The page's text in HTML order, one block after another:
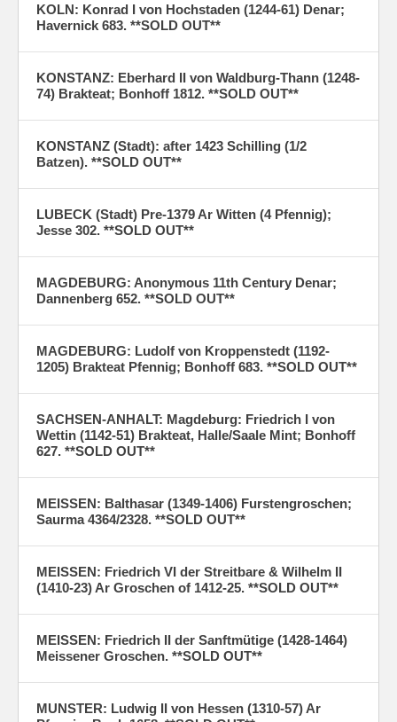
KOLN: Konrad I von Hochstaden (1244-61) Denar;
Havernick 683. **SOLD OUT**
KONSTANZ: Eberhard II von Waldburg-Thann (1248-
74) Brakteat; Bonhoff 1812. **SOLD OUT**
KONSTANZ (Stadt): after 1423 Schilling (1/2
Batzen). **SOLD OUT**
LUBECK (Stadt) Pre-1379 Ar Witten (4 Pfennig);
Jesse 302. **SOLD OUT**
MAGDEBURG: Anonymous 11th Century Denar;
Dannenberg 652. **SOLD OUT**
MAGDEBURG: Ludolf von Kroppenstedt (1192-
1205) Brakteat Pfennig; Bonhoff 683. **SOLD OUT**
SACHSEN-ANHALT: Magdeburg: Friedrich I von
Wettin (1142-51) Brakteat, Halle/Saale Mint; Bonhoff
627. **SOLD OUT**
MEISSEN: Balthasar (1349-1406) Furstengroschen;
Saurma 4364/2328. **SOLD OUT**
MEISSEN: Friedrich VI der Streitbare & Wilhelm II
(1410-23) Ar Groschen of 1412-25. **SOLD OUT**
MEISSEN: Friedrich II der Sanftmütige (1428-1464)
Meissener Groschen. **SOLD OUT**
MUNSTER: Ludwig II von Hessen (1310-57) Ar